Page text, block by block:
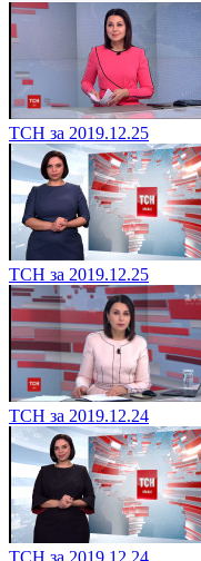
ТСН за 2019.12.25
ТСН за 2019.12.25
ТСН за 2019.12.24
ТСН за 2019.12.24